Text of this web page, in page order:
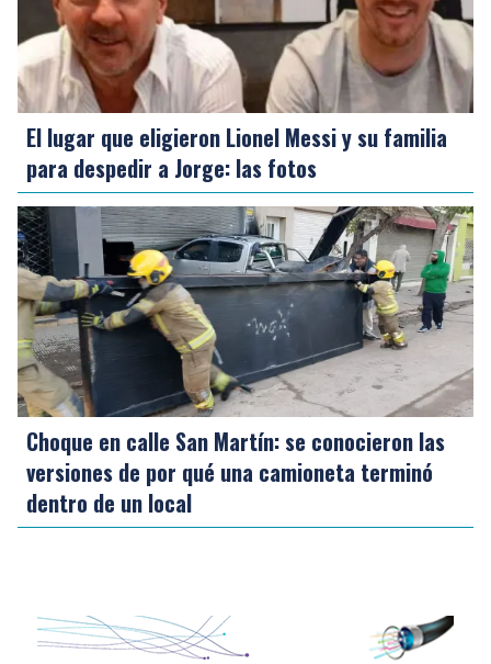
El lugar que eligieron Lionel Messi y su familia
para despedir a Jorge: las fotos
Choque en calle San Martín: se conocieron las
versiones de por qué una camioneta terminó
dentro de un local